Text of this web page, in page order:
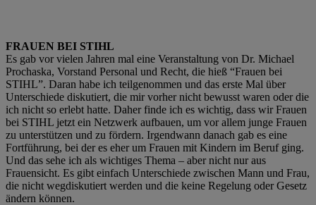
FRAUEN BEI STIHL
Es gab vor vielen Jahren mal eine Veranstaltung von Dr. Michael
Prochaska, Vorstand Personal und Recht, die hieß “Frauen bei
STIHL”. Daran habe ich teilgenommen und das erste Mal über
Unterschiede diskutiert, die mir vorher nicht bewusst waren oder die
ich nicht so erlebt hatte. Daher finde ich es wichtig, dass wir Frauen
bei STIHL jetzt ein Netzwerk aufbauen, um vor allem junge Frauen
zu unterstützen und zu fördern. Irgendwann danach gab es eine
Fortführung, bei der es eher um Frauen mit Kindern im Beruf ging.
Und das sehe ich als wichtiges Thema – aber nicht nur aus
Frauensicht. Es gibt einfach Unterschiede zwischen Mann und Frau,
die nicht wegdiskutiert werden und die keine Regelung oder Gesetz
ändern können.